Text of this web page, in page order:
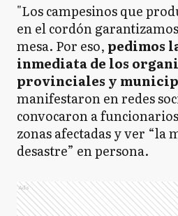
"Los campesinos que
en el cordón
mesa. Por eso, pedimos
inmediata de los
provinciales y
manifestaron en redes
convocaron a
zonas afectadas y ver “la
desastre” en persona.
Ads